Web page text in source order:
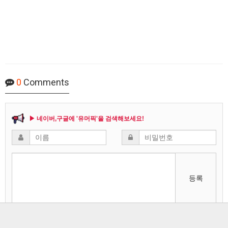
0 Comments
▶ 네이버,구글에 '유머픽'을 검색해보세요!
등록